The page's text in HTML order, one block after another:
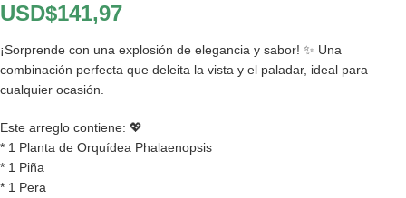
USD$141,97
¡Sorprende con una explosión de elegancia y sabor! ✨ Una
combinación perfecta que deleita la vista y el paladar, ideal para
cualquier ocasión.
Este arreglo contiene: 💖
* 1 Planta de Orquídea Phalaenopsis
* 1 Piña
* 1 Pera